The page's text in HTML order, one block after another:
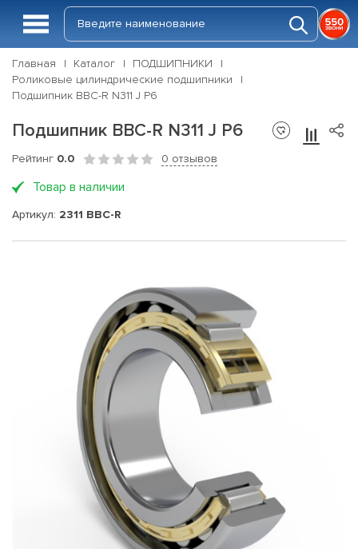
Главная Каталог
ПОДШИПНИКИ
Роликовые цилиндрические подшипники
Подшипник BBC-R N311 J P6
Подшипник BBC-R N311 J P6
Рейтинг 0.0 0 отзывов
Товар в наличии
Артикул: 2311 BBC-R